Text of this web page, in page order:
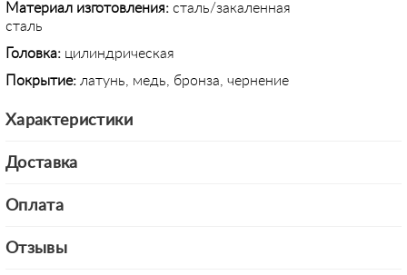
Материал изготовления: сталь/закаленная
сталь
Головка: цилиндрическая
Покрытие: латунь, медь, бронза, чернение
Характеристики
Доставка
Оплата
Отзывы